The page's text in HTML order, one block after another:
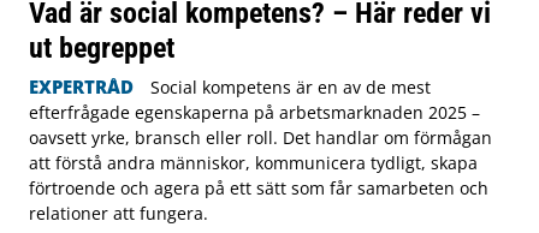
Vad är social kompetens? – Här reder vi
ut begreppet
EXPERTRÅD
Social kompetens är en av de mest
efterfrågade egenskaperna på arbetsmarknaden 2025 –
oavsett yrke, bransch eller roll. Det handlar om förmågan
att förstå andra människor, kommunicera tydligt, skapa
förtroende och agera på ett sätt som får samarbeten och
relationer att fungera.